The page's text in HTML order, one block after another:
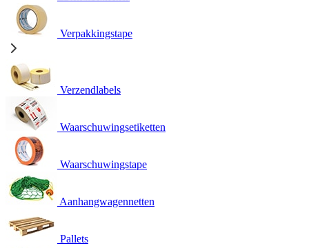
Verpakkingstape
Verzendlabels
Waarschuwingsetiketten
Waarschuwingstape
Aanhangwagennetten
Pallets